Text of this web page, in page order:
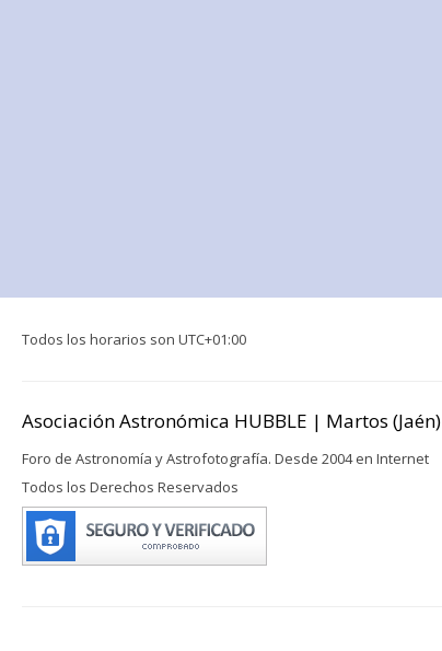
Todos los horarios son UTC+01:00
Asociación Astronómica HUBBLE | Martos (Jaén)
Foro de Astronomía y Astrofotografía. Desde 2004 en Internet
Todos los Derechos Reservados